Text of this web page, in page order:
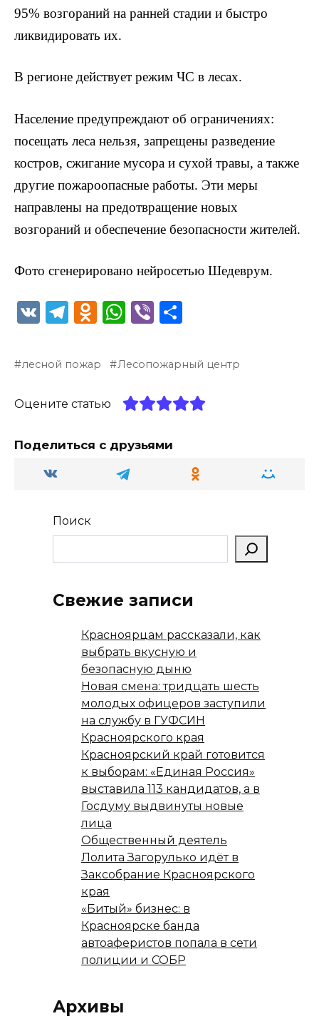
95% возгораний на ранней стадии и быстро
ликвидировать их.
В регионе действует режим ЧС в лесах.
Население предупреждают об ограничениях:
посещать леса нельзя, запрещены разведение
костров, сжигание мусора и сухой травы, а также
другие пожароопасные работы. Эти меры
направлены на предотвращение новых
возгораний и обеспечение безопасности жителей.
Фото сгенерировано нейросетью Шедеврум.
V
T
e
ra
O
n
kl
ss
ni
W
a
A
p
Vi
er п
а
т
лесной пожар Лесопожарный центр
Оцените статью
Поделиться с друзьями
Поиск
Свежие записи
Красноярцам рассказали, как
выбрать вкусную и
безопасную дыню
Новая смена: тридцать шесть
молодых офицеров заступили
на службу в ГУФСИН
Красноярского края
Красноярский край готовится
к выборам: «Единая Россия»
выставила 113 кандидатов, а в
Госдуму выдвинуты новые
лица
Общественный деятель
Лолита Загорулько идёт в
Заксобрание Красноярского
края
«Битый» бизнес: в
Красноярске банда
автоаферистов попала в сети
полиции и СОБР
Архивы